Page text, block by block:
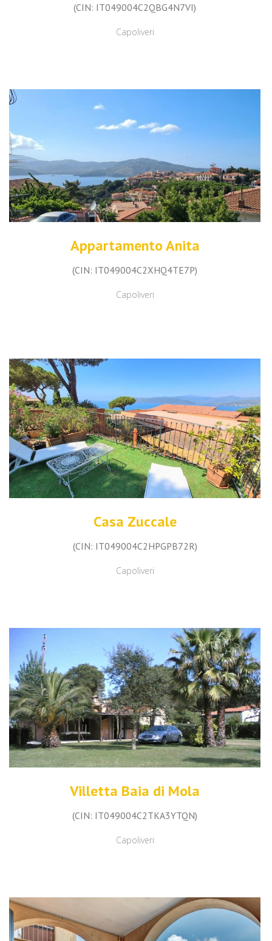
(CIN: IT049004C2QBG4N7VI)
Capoliveri
Appartamento Anita
(CIN: IT049004C2XHQ4TE7P)
Capoliveri
Casa Zuccale
(CIN: IT049004C2HPGPB72R)
Capoliveri
Villetta Baia di Mola
(CIN: IT049004C2TKA3YTQN)
Capoliveri